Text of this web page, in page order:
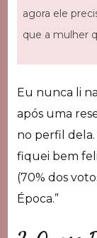
agora ele
que a mulher
Eu nunca li
após uma
no perfil
fiquei bem
(70% dos
Época.”